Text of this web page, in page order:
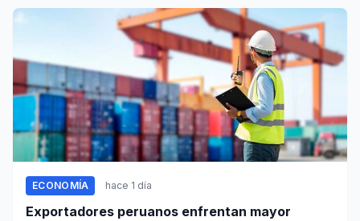
ECONOMÍA hace 1 día
Exportadores peruanos enfrentan mayor